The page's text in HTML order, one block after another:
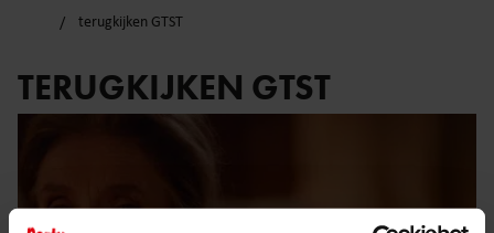
terugkijken GTST
TERUGKIJKEN GTST